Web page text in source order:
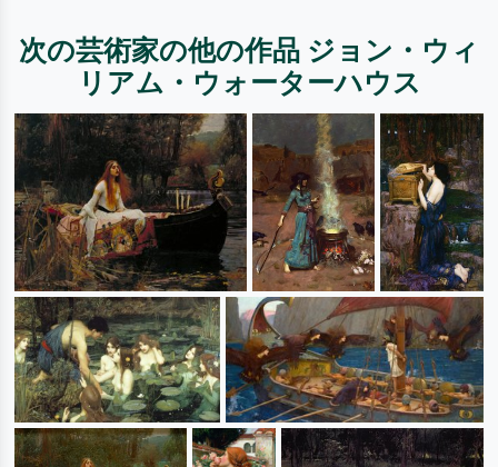
次の芸術家の他の作品 ジョン・ウィ
リアム・ウォーターハウス